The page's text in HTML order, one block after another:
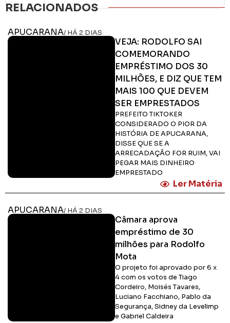
RELACIONADOS
APUCARANA/ HÁ 2 DIAS
VEJA: RODOLFO SAI
COMEMORANDO
EMPRÉSTIMO DOS 30
MILHÕES, E DIZ QUE TEM
MAIS 100 QUE DEVEM
SER EMPRESTADOS
PREFEITO TIKTOKER
CONSIDERADO O PIOR DA
HISTÓRIA DE APUCARANA,
DISSE QUE SE A
ARRECADAÇÃO FOR RUIM, VAI
PEGAR MAIS DINHEIRO
EMPRESTADO
Ler Matéria
APUCARANA/ HÁ 2 DIAS
Câmara aprova
empréstimo de 30
milhões para Rodolfo
Mota
O projeto foi aprovado por 6 x
4 com os votos de Tiago
Cordeiro, Moisés Tavares,
Luciano Facchiano, Pablo da
Segurança, Sidney da Levelimp
e Gabriel Caldeira